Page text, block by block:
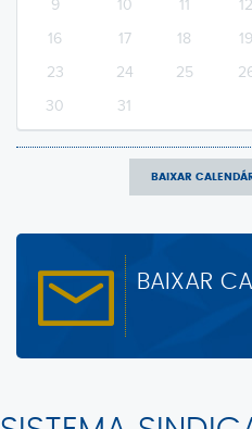
9
10 11 12
16
17 18 19
23
24 25
30
31
BAIXAR
BAIXAR